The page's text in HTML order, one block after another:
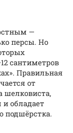
—
персы. Но
сантиметров
Правильная
от
шелковиста,
и обладает
подшёрстка.